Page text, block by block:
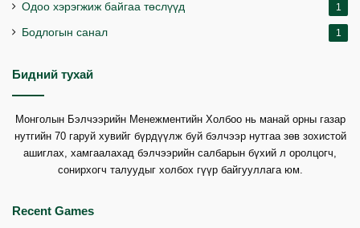
Одоо хэрэгжиж байгаа төслүүд 1
Бодлогын санал 1
Бидний тухай
Монголын Бэлчээрийн Менежментийн Холбоо нь манай орны газар
нутгийн 70 гаруй хувийг бүрдүүлж буй бэлчээр нутгаа зөв зохистой
ашиглах, хамгаалахад бэлчээрийн салбарын бүхий л оролцогч,
сонирхогч талуудыг холбох гүүр байгууллага юм.
Recent Games